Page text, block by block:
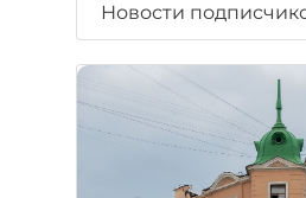
Новости